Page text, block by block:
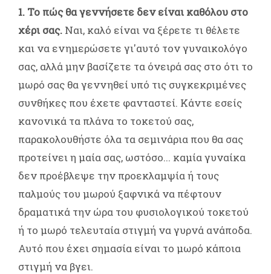
1. Το πώς θα γεννήσετε δεν είναι καθόλου στο
χέρι σας. Ναι, καλό είναι να ξέρετε τι θέλετε
και να ενημερώσετε γι'αυτό τον γυναικολόγο
σας, αλλά μην βασίζετε τα όνειρά σας στο ότι το
μωρό σας θα γεννηθεί υπό τις συγκεκριμένες
συνθήκες που έχετε φανταστεί. Κάντε εσείς
κανονικά τα πλάνα το τοκετού σας,
παρακολουθήστε όλα τα σεμινάρια που θα σας
προτείνει η μαία σας, ωστόσο... καμία γυναίκα
δεν προέβλεψε την προεκλαμψία ή τους
παλμούς του μωρού ξαφνικά να πέφτουν
δραματικά την ώρα του φυσιολογικού τοκετού
ή το μωρό τελευταία στιγμή να γυρνά ανάποδα.
Αυτό που έχει σημασία είναι το μωρό κάποια
στιγμή να βγει.